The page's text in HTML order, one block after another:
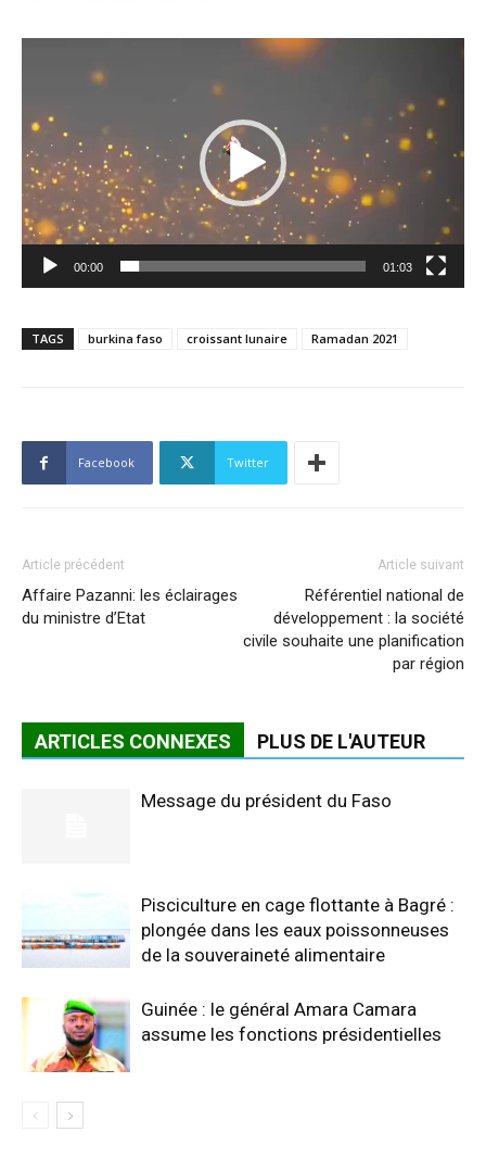
Lecteur
00:00 01:03
TAGS burkina faso croissant lunaire Ramadan 2021
Facebook Twitter
Article précédent
Affaire Pazanni: les éclairages
du ministre d’Etat
Article suivant
Référentiel national de
développement : la société
civile souhaite une planification
par région
ARTICLES CONNEXES PLUS DE L'AUTEUR
Message du président du Faso
Pisciculture en cage flottante à Bagré :
plongée dans les eaux poissonneuses
de la souveraineté alimentaire
Guinée : le général Amara Camara
assume les fonctions présidentielles